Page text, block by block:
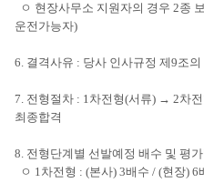
ㅇ 현장사무소 지원자의 경우 2종
운전가능자)
6. 결격사유 : 당사 인사규정 제9조
7. 전형절차 : 1차전형(서류) → 2차
최종합격
8. 전형단계별 선발예정 배수 및 평
ㅇ 1차전형 : (본사) 3배수 / (현장)